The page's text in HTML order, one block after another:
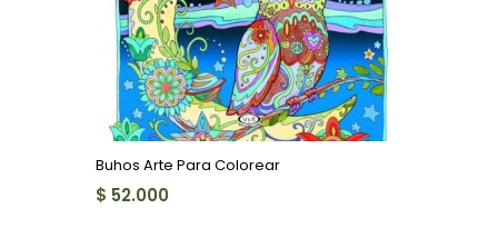
Buhos Arte Para Colorear
$ 52.000